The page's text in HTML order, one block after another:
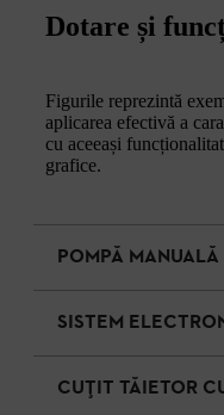
Dotare și
Figurile reprezintă
aplicarea efectivă a
cu aceeași
grafice.
POMPĂ
SISTEM
CUȚIT TĂIETOR